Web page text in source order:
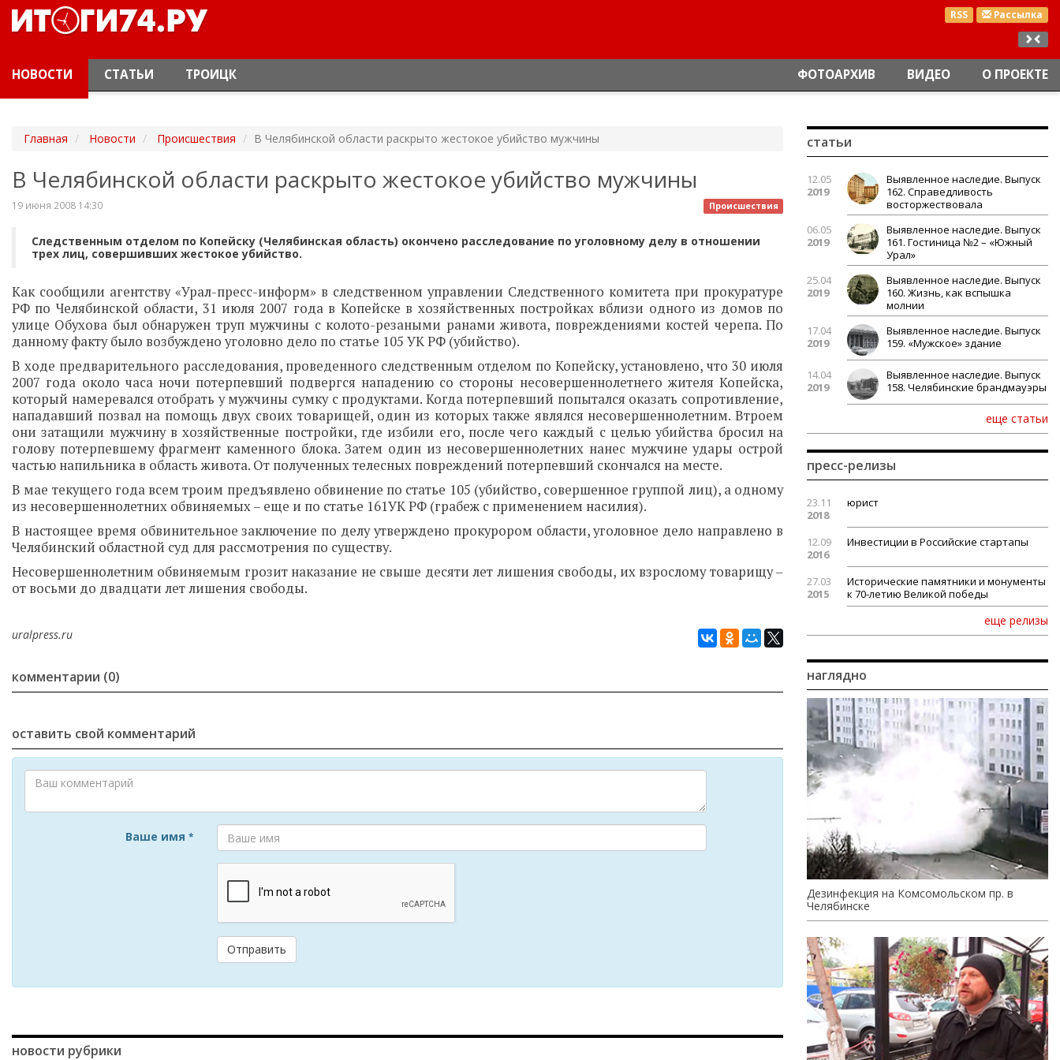
RSS Рассылка
НОВОСТИ СТАТЬИ ТРОИЦК ФОТОАРХИВ ВИДЕО О ПРОЕКТЕ
Главная Новости Происшествия В Челябинской области раскрыто жестокое убийство мужчины
В Челябинской области раскрыто жестокое убийство мужчины
Происшествия
19 июня 2008 14:30
Следственным отделом по Копейску (Челябинская область) окончено расследование по уголовному делу в отношении
трех лиц, совершивших жестокое убийство.
Как сообщили агентству «Урал-пресс-информ» в следственном управлении Следственного комитета при прокуратуре
РФ по Челябинской области, 31 июля 2007 года в Копейске в хозяйственных постройках вблизи одного из домов по
улице Обухова был обнаружен труп мужчины с колото-резаными ранами живота, повреждениями костей черепа. По
данному факту было возбуждено уголовно дело по статье 105 УК РФ (убийство).
В ходе предварительного расследования, проведенного следственным отделом по Копейску, установлено, что 30 июля
2007 года около часа ночи потерпевший подвергся нападению со стороны несовершеннолетнего жителя Копейска,
который намеревался отобрать у мужчины сумку с продуктами. Когда потерпевший попытался оказать сопротивление,
нападавший позвал на помощь двух своих товарищей, один из которых также являлся несовершеннолетним. Втроем
они затащили мужчину в хозяйственные постройки, где избили его, после чего каждый с целью убийства бросил на
голову потерпевшему фрагмент каменного блока. Затем один из несовершеннолетних нанес мужчине удары острой
частью напильника в область живота. От полученных телесных повреждений потерпевший скончался на месте.
В мае текущего года всем троим предъявлено обвинение по статье 105 (убийство, совершенное группой лиц), а одному
из несовершеннолетних обвиняемых – еще и по статье 161УК РФ (грабеж с применением насилия).
В настоящее время обвинительное заключение по делу утверждено прокурором области, уголовное дело направлено в
Челябинский областной суд для рассмотрения по существу.
Несовершеннолетним обвиняемым грозит наказание не свыше десяти лет лишения свободы, их взрослому товарищу –
от восьми до двадцати лет лишения свободы.
uralpress.ru
комментарии (0)
оставить свой комментарий
Ваше имя *
Отправить
новости рубрики
статьи
12.05
2019
Выявленное наследие. Выпуск
162. Справедливость
восторжествовала
06.05
2019
Выявленное наследие. Выпуск
161. Гостиница №2 – «Южный
Урал»
25.04
2019
Выявленное наследие. Выпуск
160. Жизнь, как вспышка
молнии
17.04
2019
Выявленное наследие. Выпуск
159. «Мужское» здание
14.04
2019
Выявленное наследие. Выпуск
158. Челябинские брандмауэры
еще статьи
пресс-релизы
23.11
2018
юрист
12.09
2016
Инвестиции в Российские стартапы
27.03
2015
Исторические памятники и монументы
к 70-летию Великой победы
еще релизы
наглядно
Дезинфекция на Комсомольском пр. в
Челябинске